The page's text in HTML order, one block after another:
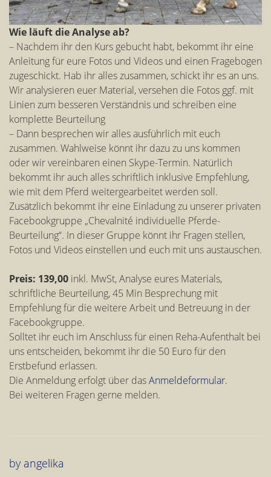
Wie läuft die Analyse ab?
– Nachdem ihr den Kurs gebucht habt, bekommt ihr eine
Anleitung für eure Fotos und Videos und einen Fragebogen
zugeschickt. Hab ihr alles zusammen, schickt ihr es an uns.
Wir analysieren euer Material, versehen die Fotos ggf. mit
Linien zum besseren Verständnis und schreiben eine
komplette Beurteilung
– Dann besprechen wir alles ausführlich mit euch
zusammen. Wahlweise könnt ihr dazu zu uns kommen
oder wir vereinbaren einen Skype-Termin. Natürlich
bekommt ihr auch alles schriftlich inklusive Empfehlung,
wie mit dem Pferd weitergearbeitet werden soll.
Zusätzlich bekommt ihr eine Einladung zu unserer privaten
Facebookgruppe „Chevalnité individuelle Pferde-
Beurteilung“. In dieser Gruppe könnt ihr Fragen stellen,
Fotos und Videos einstellen und euch mit uns austauschen.
Preis: 139,00 inkl. MwSt, Analyse eures Materials,
schriftliche Beurteilung, 45 Min Besprechung mit
Empfehlung für die weitere Arbeit und Betreuung in der
Facebookgruppe.
Solltet ihr euch im Anschluss für einen Reha-Aufenthalt bei
uns entscheiden, bekommt ihr die 50 Euro für den
Erstbefund erlassen.
Die Anmeldung erfolgt über dasAnmeldeformular.
Bei weiteren Fragen gerne melden.
by angelika